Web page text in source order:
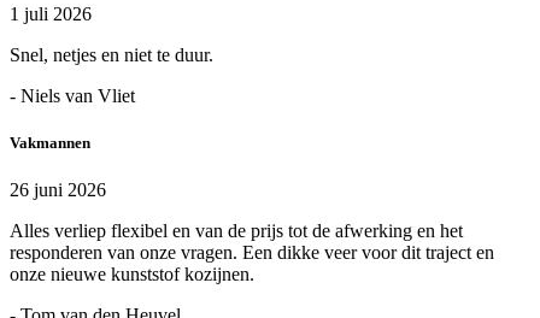
1 juli 2026
Snel, netjes en niet te duur.
- Niels van Vliet
Vakmannen
26 juni 2026
Alles verliep flexibel en van de prijs tot de afwerking en het
responderen van onze vragen. Een dikke veer voor dit traject en
onze nieuwe kunststof kozijnen.